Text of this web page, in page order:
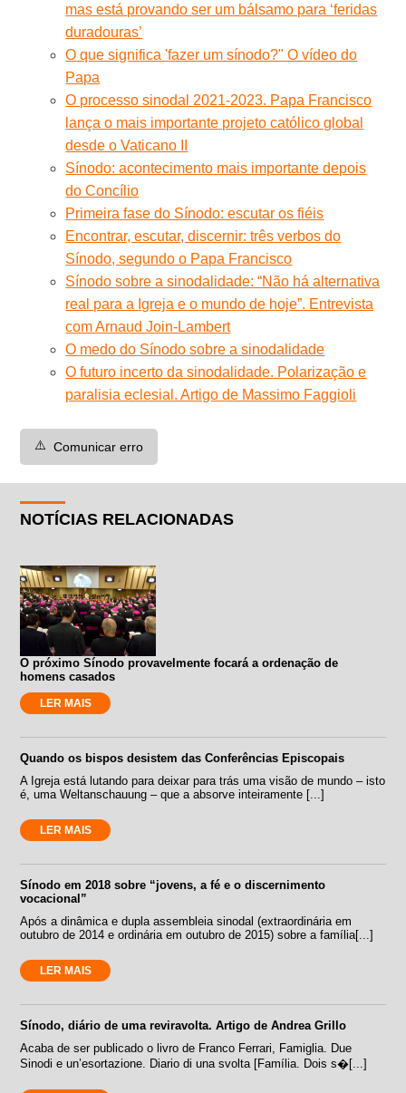
mas está provando ser um bálsamo para ‘feridas
duradouras’
O que significa 'fazer um sínodo?" O vídeo do
Papa
O processo sinodal 2021-2023. Papa Francisco
lança o mais importante projeto católico global
desde o Vaticano II
Sínodo: acontecimento mais importante depois
do Concílio
Primeira fase do Sínodo: escutar os fiéis
Encontrar, escutar, discernir: três verbos do
Sínodo, segundo o Papa Francisco
Sínodo sobre a sinodalidade: “Não há alternativa
real para a Igreja e o mundo de hoje”. Entrevista
com Arnaud Join-Lambert
O medo do Sínodo sobre a sinodalidade
O futuro incerto da sinodalidade. Polarização e
paralisia eclesial. Artigo de Massimo Faggioli
⚠️ Comunicar erro
NOTÍCIAS RELACIONADAS
O próximo Sínodo provavelmente focará a ordenação de
homens casados
LER MAIS
Quando os bispos desistem das Conferências Episcopais
A Igreja está lutando para deixar para trás uma visão de mundo – isto
é, uma Weltanschauung – que a absorve inteiramente [...]
LER MAIS
Sínodo em 2018 sobre “jovens, a fé e o discernimento
vocacional”
Após a dinâmica e dupla assembleia sinodal (extraordinária em
outubro de 2014 e ordinária em outubro de 2015) sobre a família[...]
LER MAIS
Sínodo, diário de uma reviravolta. Artigo de Andrea Grillo
Acaba de ser publicado o livro de Franco Ferrari, Famiglia. Due
Sinodi e un’esortazione. Diario di una svolta [Família. Dois s�[...]